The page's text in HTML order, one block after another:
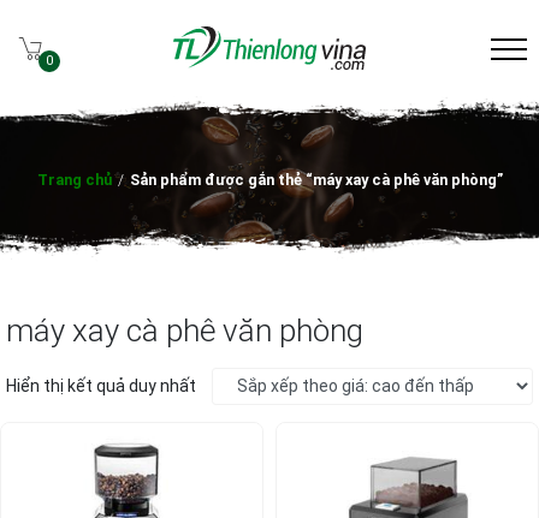
0
Trang chủ / Sản phẩm được gắn thẻ “máy xay cà phê văn phòng”
máy xay cà phê văn phòng
Hiển thị kết quả duy nhất